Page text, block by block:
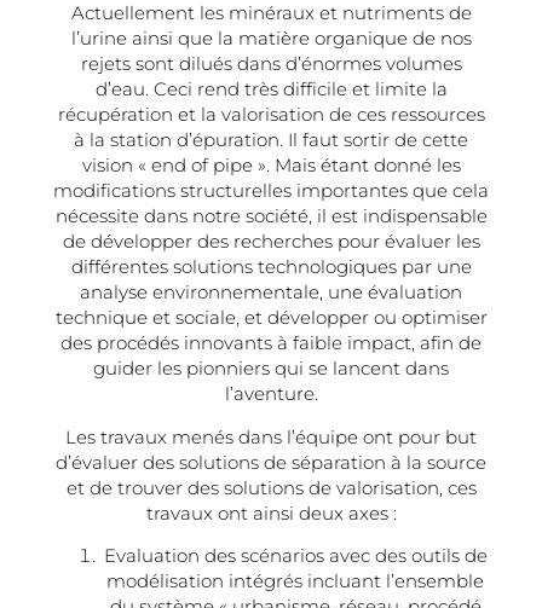
Actuellement les minéraux et nutriments de
l’urine ainsi que la matière organique de nos
rejets sont dilués dans d’énormes volumes
d’eau. Ceci rend très difficile et limite la
récupération et la valorisation de ces ressources
à la station d’épuration. Il faut sortir de cette
vision « end of pipe ». Mais étant donné les
modifications structurelles importantes que cela
nécessite dans notre société, il est indispensable
de développer des recherches pour évaluer les
différentes solutions technologiques par une
analyse environnementale, une évaluation
technique et sociale, et développer ou optimiser
des procédés innovants à faible impact, afin de
guider les pionniers qui se lancent dans
l’aventure.
Les travaux menés dans l’équipe ont pour but
d’évaluer des solutions de séparation à la source
et de trouver des solutions de valorisation, ces
travaux ont ainsi deux axes :
Evaluation des scénarios avec des outils de
modélisation intégrés incluant l’ensemble